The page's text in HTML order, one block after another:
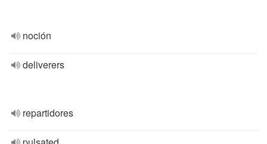
noción
deliverers
repartidores